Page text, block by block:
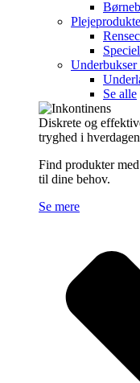
Underbukser
Se alle
Diskrete og
tryghed i
Find produkter
til dine behov.
Se mere